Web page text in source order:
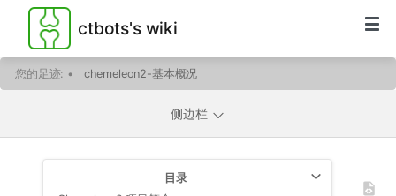
ctbots's wiki
您的足迹: • chemeleon2-基本概况
侧边栏
目录